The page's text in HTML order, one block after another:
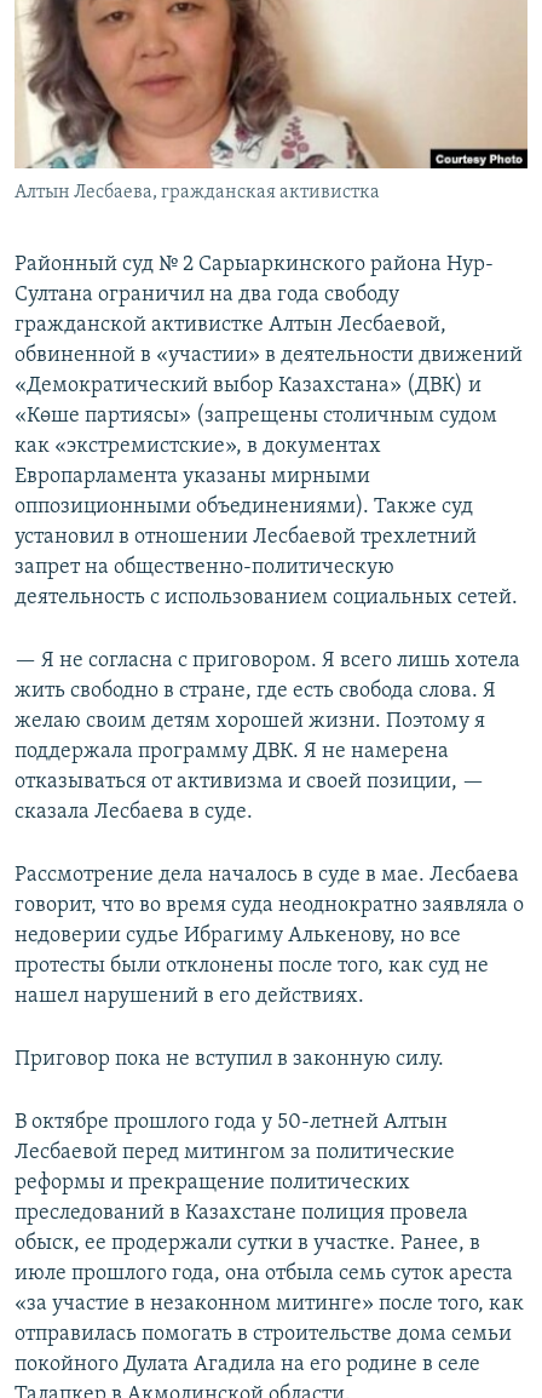
Алтын Лесбаева, гражданская активистка
Районный суд № 2 Сарыаркинского района Нур-
Султана ограничил на два года свободу
гражданской активистке Алтын Лесбаевой,
обвиненной в «участии» в деятельности движений
«Демократический выбор Казахстана» (ДВК) и
«Көше партиясы» (запрещены столичным судом
как «экстремистские», в документах
Европарламента указаны мирными
оппозиционными объединениями). Также суд
установил в отношении Лесбаевой трехлетний
запрет на общественно-политическую
деятельность с использованием социальных сетей.
— Я не согласна с приговором. Я всего лишь хотела
жить свободно в стране, где есть свобода слова. Я
желаю своим детям хорошей жизни. Поэтому я
поддержала программу ДВК. Я не намерена
отказываться от активизма и своей позиции, —
сказала Лесбаева в суде.
Рассмотрение дела началось в суде в мае. Лесбаева
говорит, что во время суда неоднократно заявляла о
недоверии судье Ибрагиму Алькенову, но все
протесты были отклонены после того, как суд не
нашел нарушений в его действиях.
Приговор пока не вступил в законную силу.
В октябре прошлого года у 50-летней Алтын
Лесбаевой перед митингом за политические
реформы и прекращение политических
преследований в Казахстане полиция провела
обыск, ее продержали сутки в участке. Ранее, в
июле прошлого года, она отбыла семь суток ареста
«за участие в незаконном митинге» после того, как
отправилась помогать в строительстве дома семьи
покойного Дулата Агадила на его родине в селе